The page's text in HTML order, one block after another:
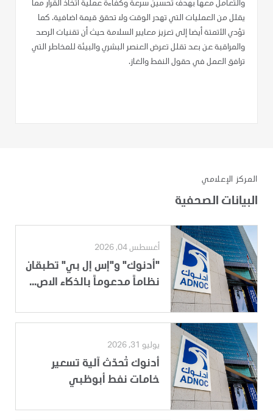
والتعامل معها بهدف تحسين سرعة وكفاءة عملية اتخاذ القرار مما
يقلل من العمليات التي تهدر الوقت ولا تحقق قيمة اضافية. كما
تؤدي الأتمتة أيضا إلى تعزيز معايير السلامة حيث أن تقنيات الرصد
والمراقبة عن بعد تقلل تعرض العنصر البشري والبيئة للمخاطر التي
ترافق العمل في حقول النفط والغاز.
المركز الإعلامي
البيانات الصحفية
أغسطس 04, 2026
"أدنوك" و"إس إل بي" تطبقان
نظاماً مدعوماً بالذكاء الاص...
يوليو 31, 2026
أدنوك تُحدّث آلية تسعير
خامات نفط أبوظبي